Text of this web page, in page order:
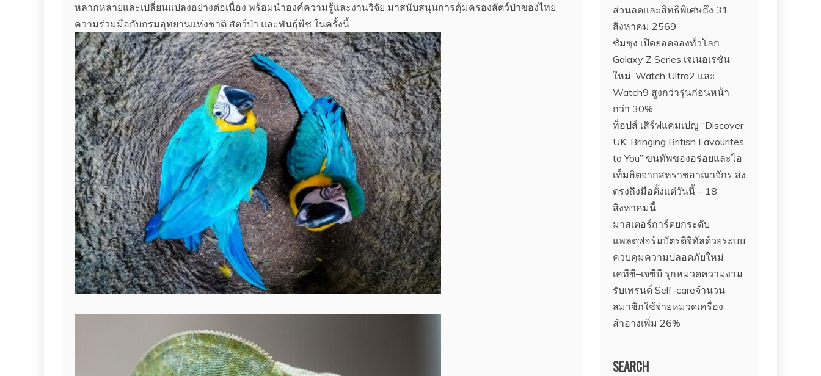
หลากหลายและเปลี่ยนแปลงอย่างต่อเนื่อง พร้อมนำองค์ความรู้และงานวิจัย มาสนับสนุนการคุ้มครองสัตว์ป่าของไทย
ความร่วมมือกับกรมอุทยานแห่งชาติ สัตว์ป่า และพันธุ์พืช ในครั้งนี้
ส่วนลดและสิทธิพิเศษถึง 31
สิงหาคม 2569
ซัมซุง เปิดยอดจองทั่วโลก
Galaxy Z Series เจเนอเรชัน
ใหม่, Watch Ultra2 และ
Watch9 สูงกว่ารุ่นก่อนหน้า
กว่า 30%
ท็อปส์ เสิร์ฟแคมเปญ “Discover
UK: Bringing British Favourites
to You” ขนทัพของอร่อยและไอ
เท็มฮิตจากสหราชอาณาจักร ส่ง
ตรงถึงมือตั้งแต่วันนี้ – 18
สิงหาคมนี้
มาสเตอร์การ์ดยกระดับ
แพลตฟอร์มบัตรดิจิทัลด้วยระบบ
ควบคุมความปลอดภัยใหม่
เคทีซี–เจซีบี รุกหมวดความงาม
รับเทรนด์ Self-careจำนวน
สมาชิกใช้จ่ายหมวดเครื่อง
สำอางเพิ่ม 26%
SEARCH